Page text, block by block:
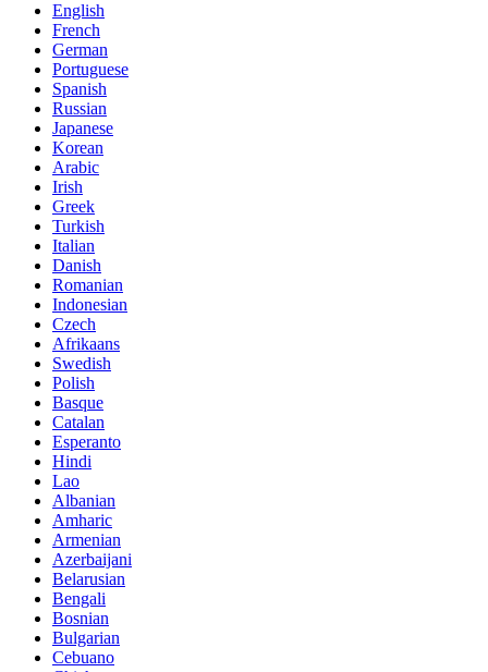
English
French
German
Portuguese
Spanish
Russian
Japanese
Korean
Arabic
Irish
Greek
Turkish
Italian
Danish
Romanian
Indonesian
Czech
Afrikaans
Swedish
Polish
Basque
Catalan
Esperanto
Hindi
Lao
Albanian
Amharic
Armenian
Azerbaijani
Belarusian
Bengali
Bosnian
Bulgarian
Cebuano